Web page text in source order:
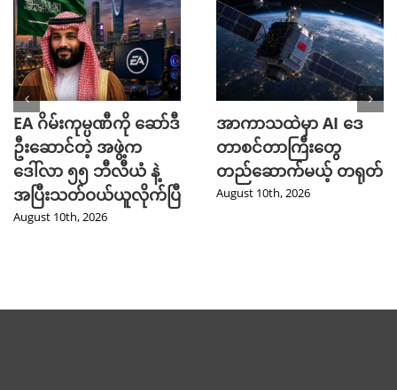
EA ဂိမ်းကုမ္ပဏီကို ဆော်ဒီ
ဦးဆောင်တဲ့ အဖွဲ့က
ဒေါ်လာ ၅၅ ဘီလီယံ နဲ့
အပြီးသတ်ဝယ်ယူလိုက်ပြီ
August 10th, 2026
အာကာသထဲမှာ AI ဒေ
တာစင်တာကြီးတွေ
တည်ဆောက်မယ့် တရုတ်
August 10th, 2026